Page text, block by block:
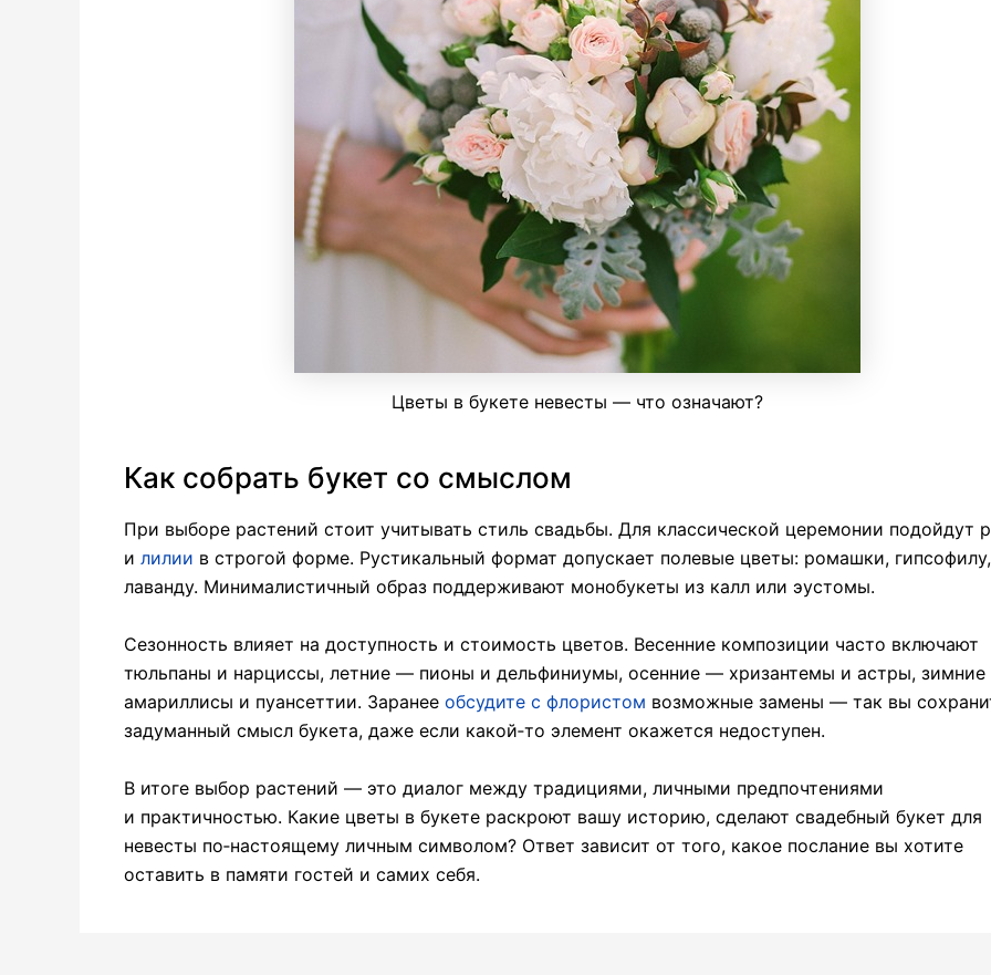
Цветы в букете невесты — что означают?
Как собрать букет со смыслом
При выборе растений стоит учитывать стиль свадьбы. Для классической церемонии подойдут
и лилии в строгой форме. Рустикальный формат допускает полевые цветы: ромашки, гипсофилу,
лаванду. Минималистичный образ поддерживают монобукеты из калл или эустомы.
Сезонность влияет на доступность и стоимость цветов. Весенние композиции часто включают
тюльпаны и нарциссы, летние — пионы и дельфиниумы, осенние — хризантемы и астры,
амариллисы и пуансеттии. Заранее обсудите с флористом возможные замены — так вы
задуманный смысл букета, даже если какой‑то элемент окажется недоступен.
В итоге выбор растений — это диалог между традициями, личными предпочтениями
и практичностью. Какие цветы в букете раскроют вашу историю, сделают свадебный букет для
невесты по‑настоящему личным символом? Ответ зависит от того, какое послание вы хотите
оставить в памяти гостей и самих себя.